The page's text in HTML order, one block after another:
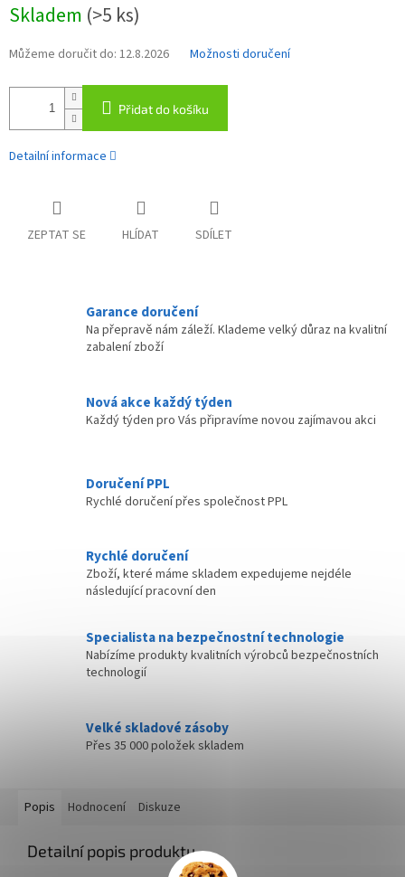
cena:
Skladem (>5 ks)
Můžeme doručit do: 12.8.2026 Možnosti doručení
Přidat do košíku
Detailní informace
ZEPTAT SE HLÍDAT SDÍLET
Garance doručení
Na přepravě nám záleží. Klademe velký důraz na kvalitní
zabalení zboží
Nová akce každý týden
Každý týden pro Vás připravíme novou zajímavou akci
Doručení PPL
Rychlé doručení přes společnost PPL
Rychlé doručení
Zboží, které máme skladem expedujeme nejdéle
následující pracovní den
Specialista na bezpečnostní technologie
Nabízíme produkty kvalitních výrobců bezpečnostních
technologií
Velké skladové zásoby
Přes 35 000 položek skladem
Popis Hodnocení Diskuze
Detailní popis produktu